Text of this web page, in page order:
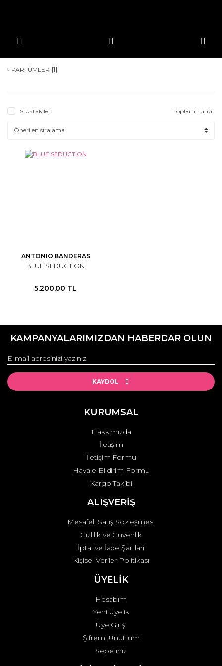
PARFÜMLER (1)
Stoktakiler Toplam 1 ürün
ANTONIO BANDERAS
BLUE SEDUCTION
5.200,00 TL
KAMPANYALARIMIZDAN HABERDAR OLUN
KAYDOL
KURUMSAL
Hakkımızda
İletişim
İletişim Formu
Havale Bildirim Formu
Kargo Takibi
ALIŞVERİŞ
Mesafeli Satış Sözleşmesi
Gizlilik ve Güvenlik
İptal ve İade Şartları
Kişisel Veriler Politikası
ÜYELİK
Hesabım
Yeni Üyelik
Üye Girişi
Şifremi Unuttum
Sepetiniz